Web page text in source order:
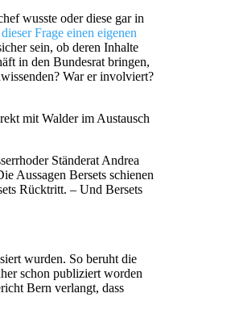
wusste oder diese gar in
Frage einen eigenen
sein, ob deren Inhalte
in den Bundesrat bringen,
War er involviert?
mit Walder im Austausch
Ständerat Andrea
Aussagen Bersets schienen
Rücktritt. – Und Bersets
wurden. So beruht die
schon publiziert worden
Bern verlangt, dass